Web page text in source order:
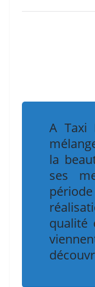
A Taxi
la
ses
qualité